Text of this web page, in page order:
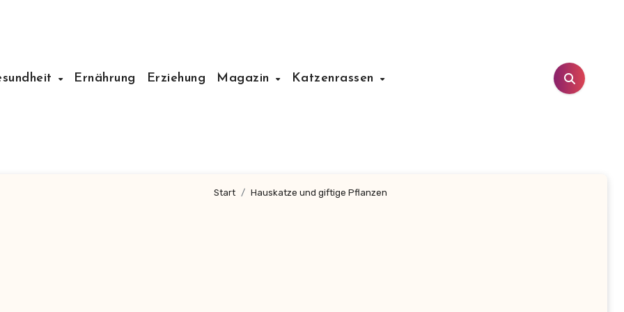
Ernährung Erziehung Magazin Katzenrassen
Start Hauskatze und giftige Pflanzen